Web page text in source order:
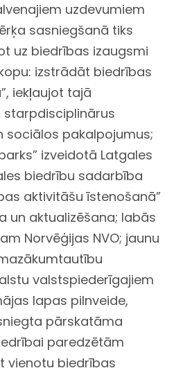
uzdevumiem
sasniegšanā tiks
uz biedrības izaugsmi
izstrādāt biedrības
iekļaujot tajā
sociālos pakalpojumus;
izveidotā Latgales
biedrību sadarbība
aktivitāšu īstenošanā”
un aktualizēšana; labās
Norvēģijas NVO; jaunu
valstspiederīgajiem
lapas pilnveide,
pārskatāma
paredzētām
vienotu biedrības